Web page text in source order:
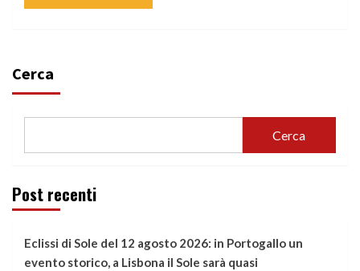
Cerca
Cerca
Post recenti
Eclissi di Sole del 12 agosto 2026: in Portogallo un
evento storico, a Lisbona il Sole sarà quasi